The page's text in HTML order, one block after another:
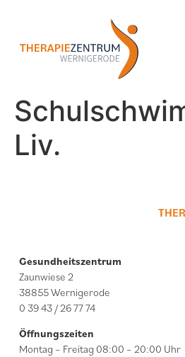
Liv.
Gesundheitszentrum
Zaunwiese 2
38855 Wernigerode
0 39 43 / 26 77 74
Öffnungszeiten
Montag – Freitag 08:00 – 20:00 Uhr